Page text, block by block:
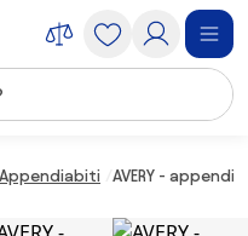
Appendiabiti AVERY -